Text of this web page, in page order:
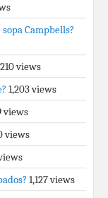
Campbells?
views
1,203 views
views
views
1,127 views